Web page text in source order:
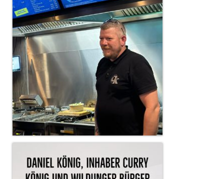
Termine
Chronik des Musikzug
Christkindwiegen
Christkindwiegen 2024
Christkindwiegen 2023
Christkindwiegen 2022
Christkindwiegen 2021
Christkindwiegen 2018